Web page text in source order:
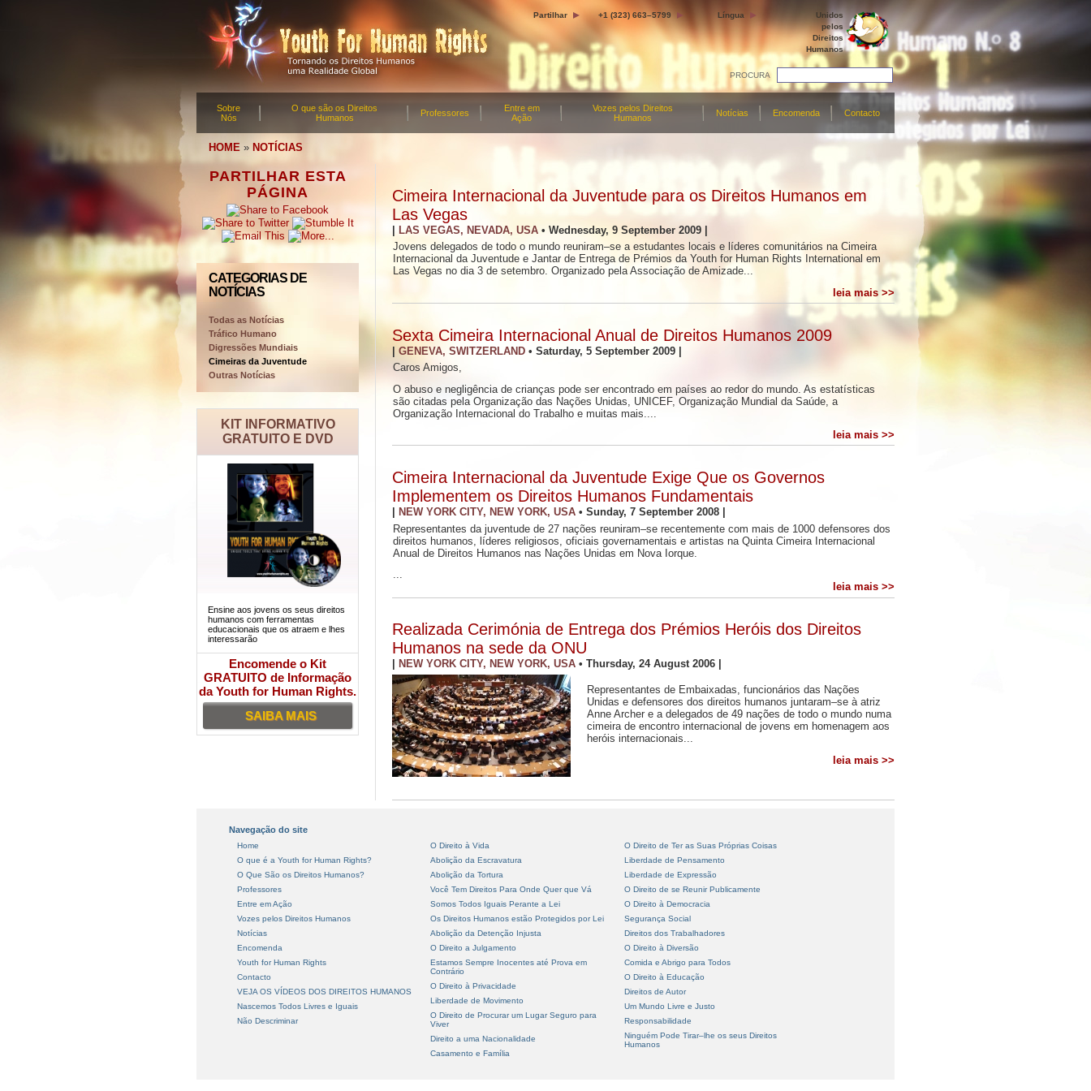
Partilhar +1 (323) 663–5799 Língua
Unidos
pelos
Direitos
Humanos
PROCURA
Sobre
Nós
O que são os Direitos
Humanos
Professores
Entre em
Ação
Vozes pelos Direitos
Humanos
Notícias Encomenda Contacto
HOME » NOTÍCIAS
PARTILHAR ESTA
PÁGINA
CATEGORIAS DE
NOTÍCIAS
Todas as Notícias
Tráfico Humano
Digressões Mundiais
Cimeiras da Juventude
Outras Notícias
KIT INFORMATIVO
GRATUITO E DVD
Ensine aos jovens os seus direitos
humanos com ferramentas
educacionais que os atraem e lhes
interessarão
Encomende o Kit
GRATUITO de Informação
da Youth for Human Rights.
SAIBA MAIS
Cimeira Internacional da Juventude para os Direitos Humanos em
Las Vegas
LAS VEGAS, NEVADA, USA • Wednesday, 9 September 2009
Jovens delegados de todo o mundo reuniram–se a estudantes locais e líderes comunitários na Cimeira
Internacional da Juventude e Jantar de Entrega de Prémios da Youth for Human Rights International em
Las Vegas no dia 3 de setembro. Organizado pela Associação de Amizade...
leia mais >>
Sexta Cimeira Internacional Anual de Direitos Humanos 2009
GENEVA, SWITZERLAND • Saturday, 5 September 2009
Caros Amigos,
O abuso e negligência de crianças pode ser encontrado em países ao redor do mundo. As estatísticas
são citadas pela Organização das Nações Unidas, UNICEF, Organização Mundial da Saúde, a
Organização Internacional do Trabalho e muitas mais....
leia mais >>
Cimeira Internacional da Juventude Exige Que os Governos
Implementem os Direitos Humanos Fundamentais
NEW YORK CITY, NEW YORK, USA • Sunday, 7 September 2008
Representantes da juventude de 27 nações reuniram–se recentemente com mais de 1000 defensores dos
direitos humanos, líderes religiosos, oficiais governamentais e artistas na Quinta Cimeira Internacional
Anual de Direitos Humanos nas Nações Unidas em Nova Iorque.
...
leia mais >>
Realizada Cerimónia de Entrega dos Prémios Heróis dos Direitos
Humanos na sede da ONU
NEW YORK CITY, NEW YORK, USA • Thursday, 24 August 2006
Representantes de Embaixadas, funcionários das Nações
Unidas e defensores dos direitos humanos juntaram–se à atriz
Anne Archer e a delegados de 49 nações de todo o mundo numa
cimeira de encontro internacional de jovens em homenagem aos
heróis internacionais...
leia mais >>
Navegação do site
Home
O que é a Youth for Human Rights?
O Que São os Direitos Humanos?
Professores
Entre em Ação
Vozes pelos Direitos Humanos
Notícias
Encomenda
Youth for Human Rights
Contacto
VEJA OS VÍDEOS DOS DIREITOS HUMANOS
Nascemos Todos Livres e Iguais
Não Descriminar
O Direito à Vida
Abolição da Escravatura
Abolição da Tortura
Você Tem Direitos Para Onde Quer que Vá
Somos Todos Iguais Perante a Lei
Os Direitos Humanos estão Protegidos por Lei
Abolição da Detenção Injusta
O Direito a Julgamento
Estamos Sempre Inocentes até Prova em
Contrário
O Direito à Privacidade
Liberdade de Movimento
O Direito de Procurar um Lugar Seguro para
Viver
Direito a uma Nacionalidade
Casamento e Família
O Direito de Ter as Suas Próprias Coisas
Liberdade de Pensamento
Liberdade de Expressão
O Direito de se Reunir Publicamente
O Direito à Democracia
Segurança Social
Direitos dos Trabalhadores
O Direito à Diversão
Comida e Abrigo para Todos
O Direito à Educação
Direitos de Autor
Um Mundo Livre e Justo
Responsabilidade
Ninguém Pode Tirar–lhe os seus Direitos
Humanos